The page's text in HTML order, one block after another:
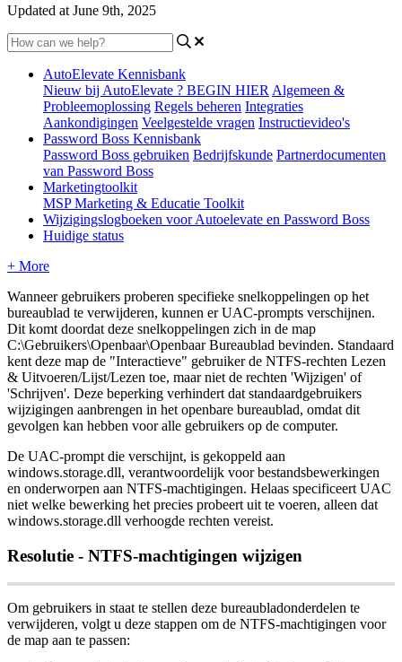
Updated at June 9th, 2025
AutoElevate Kennisbank
Nieuw bij AutoElevate ? BEGIN HIER Algemeen &
Probleemoplossing Regels beheren Integraties
Aankondigingen Veelgestelde vragen Instructievideo's
Password Boss Kennisbank
Password Boss gebruiken Bedrijfskunde Partnerdocumenten
van Password Boss
Marketingtoolkit
MSP Marketing & Educatie Toolkit
Wijzigingslogboeken voor Autoelevate en Password Boss
Huidige status
+ More
Wanneer gebruikers proberen specifieke snelkoppelingen op het
bureaublad te verwijderen, kunnen er UAC-prompts verschijnen.
Dit komt doordat deze snelkoppelingen zich in de map
C:\Gebruikers\Openbaar\Openbaar Bureaublad bevinden. Standaard
kent deze map de "Interactieve" gebruiker de NTFS-rechten Lezen
& Uitvoeren/Lijst/Lezen toe, maar niet de rechten 'Wijzigen' of
'Schrijven'. Deze beperking verhindert dat standaardgebruikers
wijzigingen aanbrengen in het openbare bureaublad, omdat dit
gevolgen kan hebben voor alle gebruikers op de computer.
De UAC-prompt die verschijnt, is gekoppeld aan
windows.storage.dll, verantwoordelijk voor bestandsbewerkingen
en onderworpen aan NTFS-machtigingen. Helaas specificeert UAC
niet welke bewerking het precies probeert uit te voeren, alleen dat
windows.storage.dll verhoogde rechten vereist.
Resolutie - NTFS-machtigingen wijzigen
Om gebruikers in staat te stellen deze bureaubladonderdelen te
verwijderen, volgt u deze stappen om de NTFS-machtigingen voor
de map aan te passen: